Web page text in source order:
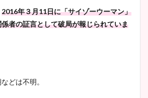
2016年３月11日に「サイゾーウーマン」
者の証言として破局が報じられていま
どは不明。